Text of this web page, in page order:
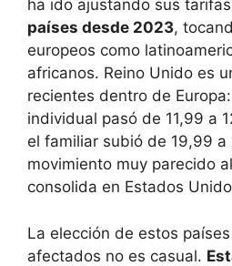
ha ido ajustando sus tarifas
países desde 2023,
europeos como
africanos. Reino Unido es
recientes dentro de
individual pasó de 11,99 a
el familiar subió de 19,99 a
movimiento muy parecido
consolida en Estados
La elección de estos
afectados no es casual.